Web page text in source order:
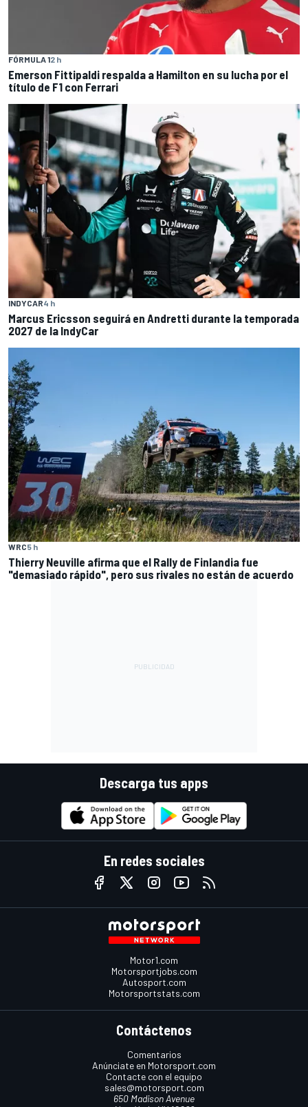
FÓRMULA 12 h
Emerson Fittipaldi respalda a Hamilton en su lucha por el
título de F1 con Ferrari
INDYCAR4 h
Marcus Ericsson seguirá en Andretti durante la temporada
2027 de la IndyCar
WRC5 h
Thierry Neuville afirma que el Rally de Finlandia fue
"demasiado rápido", pero sus rivales no están de acuerdo
Descarga tus apps
En redes sociales
Motor1.com
Motorsportjobs.com
Autosport.com
Motorsportstats.com
Contáctenos
Comentarios
Anúnciate en Motorsport.com
Contacte con el equipo
sales@motorsport.com
650 Madison Avenue